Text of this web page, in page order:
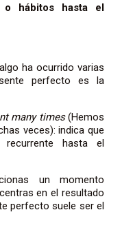
o hábitos hasta el
ha ocurrido varias
perfecto es la
many times(Hemos
veces): indica que
hasta el
un momento
en el resultado
perfecto suele ser el